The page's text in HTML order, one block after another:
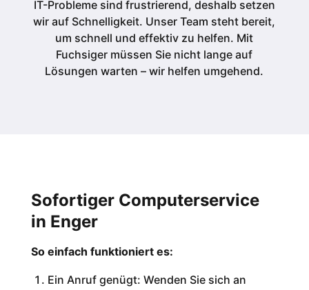
IT-Probleme sind frustrierend, deshalb setzen
wir auf Schnelligkeit. Unser Team steht bereit,
um schnell und effektiv zu helfen. Mit
Fuchsiger müssen Sie nicht lange auf
Lösungen warten – wir helfen umgehend.
Sofortiger Computerservice
in Enger
So einfach funktioniert es:
Ein Anruf genügt: Wenden Sie sich an